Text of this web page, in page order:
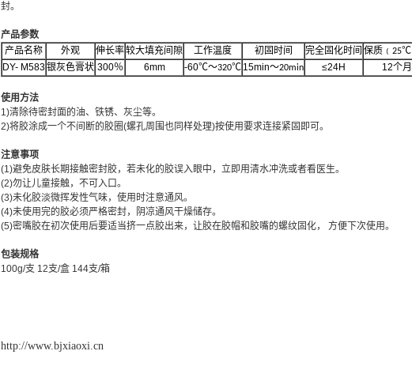
封。
产品参数
产品名称
外观 伸长率较大填充间隙 工作温度 初固时间 完全固化时间 保质﹙ 25℃
DY- M583银灰色膏状 300％ 6mm -60℃～320℃ 15min～20min ≤24H 12个月
使用方法
1)清除待密封面的油、铁锈、灰尘等。
2)将胶涂成一个不间断的胶圈(螺孔周围也同样处理)按使用要求连接紧固即可。
注意事项
(1)避免皮肤长期接触密封胶，若未化的胶误入眼中，立即用清水冲洗或者看医生。
(2)勿让儿童接触，不可入口。
(3)未化胶淡微挥发性气味，使用时注意通风。
(4)未使用完的胶必须严格密封，阴凉通风干燥储存。
(5)密嘴胶在初次使用后要适当挤一点胶出来，让胶在胶帽和胶嘴的螺纹固化， 方便下次使用。
包装规格
100g/支 12支/盒 144支/箱
http://www.bjxiaoxi.cn